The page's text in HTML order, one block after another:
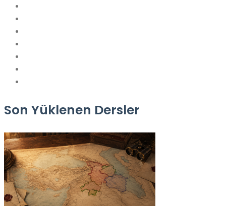
Son Yüklenen Dersler